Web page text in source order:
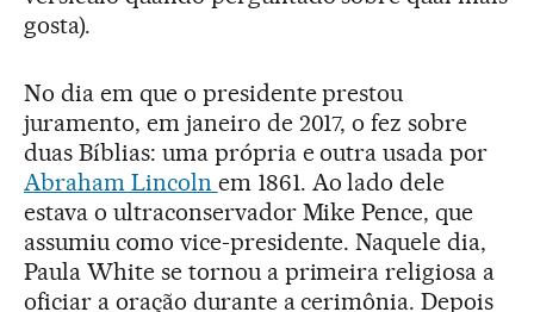
gosta).
No dia em que o presidente prestou
juramento, em janeiro de 2017, o fez sobre
duas Bíblias: uma própria e outra usada por
Abraham Lincoln em 1861. Ao lado dele
estava o ultraconservador Mike Pence, que
assumiu como vice-presidente. Naquele dia,
Paula White se tornou a primeira religiosa a
oficiar a oração durante a cerimônia. Depois